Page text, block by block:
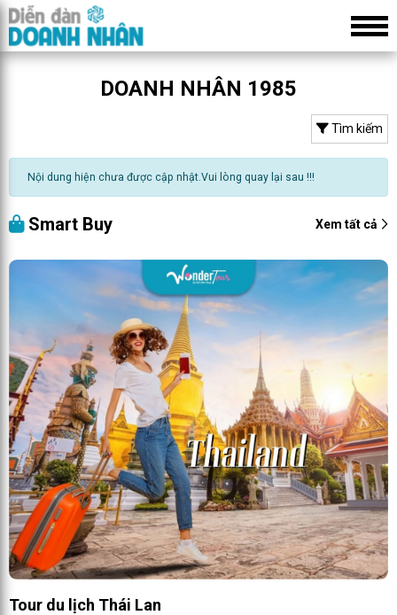
DOANH NHÂN 1985
Tìm kiếm
Nội dung hiện chưa được cập nhật.Vui lòng quay lại sau !!!
Smart Buy Xem tất cả
Tour du lịch Thái Lan